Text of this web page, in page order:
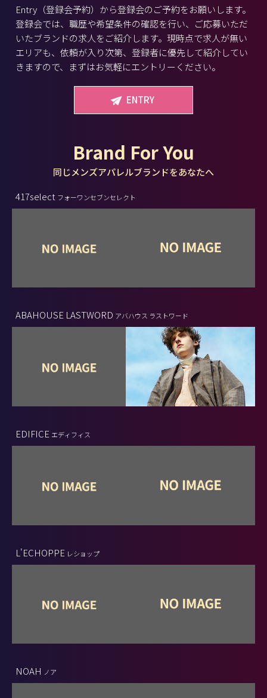
Entry（登録会予約）から登録会のご予約をお願いします。
登録会では、職歴や希望条件の確認を行い、ご応募いただ
いたブランドの求人をご紹介します。現時点で求人が無い
エリアも、依頼が入り次第、登録者に優先して紹介してい
きますので、まずはお気軽にエントリーください。
ENTRY
Brand For You
同じメンズアパレルブランドをあなたへ
417select フォーワンセブンセレクト
ABAHOUSE LASTWORD アバハウス ラストワード
EDIFICE エディフィス
L'ECHOPPE レショップ
NOAH ノア